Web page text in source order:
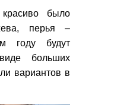
было
перья –
году будут
больших
вариантов в